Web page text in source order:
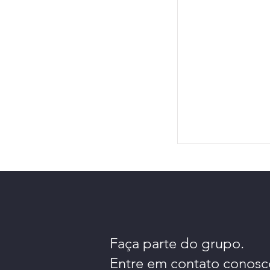
Faça parte do grupo.
Entre em contato